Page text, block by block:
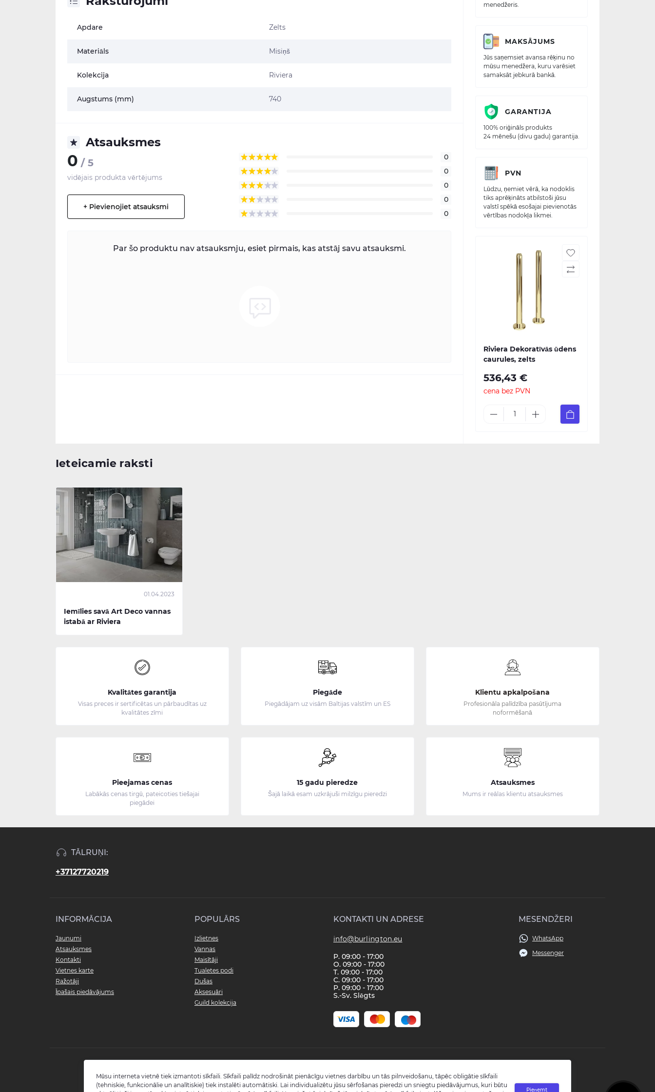
Apdare Zelts
Materiāls Misiņš
Kolekcija Riviera
Augstums (mm) 740
Atsauksmes
0 / 5
vidējais produkta vērtējums
+ Pievienojiet atsauksmi
0
0
0
0
0
Par šo produktu nav atsauksmju, esiet pirmais, kas atstāj savu atsauksmi.
menedžeris.
MAKSĀJUMS
Jūs saņemsiet avansa rēķinu no
mūsu menedžera, kuru varēsiet
samaksāt jebkurā bankā.
GARANTIJA
100% oriģināls produkts
24 mēnešu (divu gadu) garantija.
PVN
Lūdzu, ņemiet vērā, ka nodoklis
tiks aprēķināts atbilstoši jūsu
valstī spēkā esošajai pievienotās
vērtības nodokļa likmei.
Riviera Dekoratīvās ūdens
caurules, zelts
536,43 €
cena bez PVN
Ieteicamie raksti
01.04.2023
Iemīlies savā Art Deco vannas
istabā ar Riviera
Kvalitātes garantija
Visas preces ir sertificētas un pārbaudītas uz
kvalitātes zīmi
Piegāde
Piegādājam uz visām Baltijas valstīm un ES
Klientu apkalpošana
Profesionāla palīdzība pasūtījuma
noformēšanā
Pieejamas cenas
Labākās cenas tirgū, pateicoties tiešajai
piegādei
15 gadu pieredze
Šajā laikā esam uzkrājuši milzīgu pieredzi
Atsauksmes
Mums ir reālas klientu atsauksmes
TĀLRUŅI:
+37127720219
INFORMĀCIJA
Jaunumi
Atsauksmes
Kontakti
Vietnes karte
Ražotāji
Īpašais piedāvājums
POPULĀRS
Izlietnes
Vannas
Maisītāji
Tualetes podi
Dušas
Aksesuāri
Guild kolekcija
KONTAKTI UN ADRESE
info@burlington.eu
P. 09:00 - 17:00
O. 09:00 - 17:00
T. 09:00 - 17:00
C. 09:00 - 17:00
P. 09:00 - 17:00
S.-Sv. Slēgts
MESENDŽERI
WhatsApp
Messenger
Reģistrācijas numurs: 40003988866
Visas cenas norādītas bez PVN.
Mūsu interneta vietnē tiek izmantoti sīkfaili. Sīkfaili palīdz nodrošināt pienācīgu vietnes darbību un tās pilnveidošanu, tāpēc obligātie sīkfaili
(tehniskie, funkcionālie un analītiskie) tiek instalēti automātiski. Lai individualizētu jūsu sērfošanas pieredzi un sniegtu piedāvājumus, kuri būtu
Pieņemt